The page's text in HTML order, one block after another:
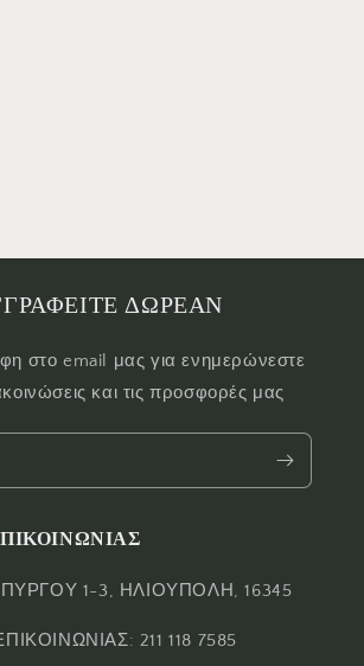
ΔΩΡΕΑΝ
στο email μας για ενημερώνεστε
και τις προσφορές μας
1-3, ΗΛΙΟΥΠΟΛΗ, 16345
211 118 7585